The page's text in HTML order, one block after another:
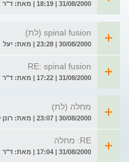
31/08/2000 | 18:19 | מאת: ד"ר אסא לב-אל
spinal fusion (לת)
30/08/2000 | 23:28 | מאת: יעל
RE: spinal fusion
31/08/2000 | 17:22 | מאת: ד"ר אסא לב-אל
מחלה (לת)
30/08/2000 | 23:07 | מאת: רונן לווי
RE: מחלה
31/08/2000 | 17:04 | מאת: ד"ר אסא לב-אל